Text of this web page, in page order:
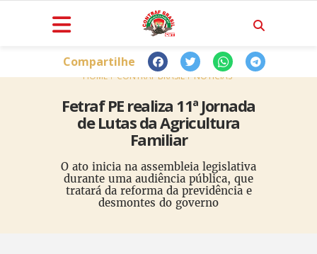
HOME CONTRAF BRASIL NOTÍCIAS
Fetraf PE realiza 11ª Jornada
de Lutas da Agricultura
Familiar
O ato inicia na assembleia legislativa
durante uma audiência pública, que
tratará da reforma da previdência e
desmontes do governo
Compartilhe